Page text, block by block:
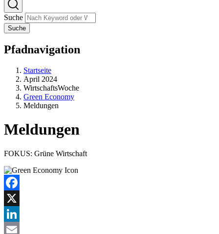
Suche
Suche
Pfadnavigation
Startseite
April 2024
WirtschaftsWoche
Green Economy
Meldungen
Meldungen
FOKUS: Grüne Wirtschaft
Facebook
X
LinkedIn